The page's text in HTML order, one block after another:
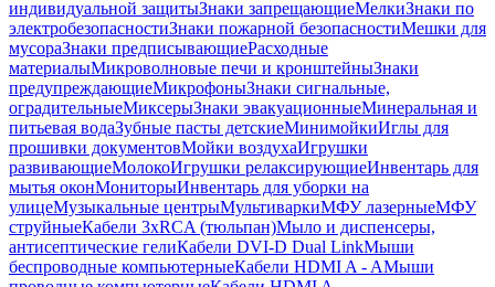
индивидуальной защитыЗнаки запрещающиеМелкиЗнаки по
электробезопасностиЗнаки пожарной безопасностиМешки для
мусораЗнаки предписывающиеРасходные
материалыМикроволновые печи и кронштейныЗнаки
предупреждающиеМикрофоныЗнаки сигнальные,
оградительныеМиксерыЗнаки эвакуационныеМинеральная и
питьевая водаЗубные пасты детскиеМинимойкиИглы для
прошивки документовМойки воздухаИгрушки
развивающиеМолокоИгрушки релаксирующиеИнвентарь для
мытья оконМониторыИнвентарь для уборки на
улицеМузыкальные центрыМультиваркиМФУ лазерныеМФУ
струйныеКабели 3xRCA (тюльпан)Мыло и диспенсеры,
антисептические гелиКабели DVI-D Dual LinkМыши
беспроводные компьютерныеКабели HDMI A - AМыши